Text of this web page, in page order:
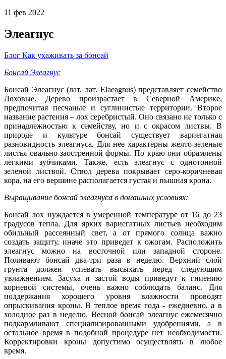
11 фев 2022
Элеагнус
Блог Как ухаживать за бонсай
Бонсай Элеагнус
Бонсай Элеагнус (лат. лат. Elaeagnus) представляет семейство
Лоховые. Дерево произрастает в Северной Америке,
предпочитая песчаные и суглинистые территории. Второе
название растения – лох серебристый. Оно связано не только с
принадлежностью к семейству, но и с окрасом листвы. В
природе и культуре бонсай существует вариегатная
разновидность элеагнуса. Для нее характерны желто-зеленые
листья овально-заостренной формы. По краю они обрамлены
легкими зубчиками. Также, есть элеагнус с однотонной
зеленой листвой. Ствол дерева покрывает серо-коричневая
кора, на его вершине располагается густая и пышная крона.
Выращивание бонсай элеагнуса в домашних условиях:
Бонсай лох нуждается в умеренной температуре от 16 до 23
градусов тепла. Для ярких вариегатных листьев необходим
обильный рассеянный свет, а от прямого солнца важно
создать защиту, иначе это приведет к ожогам. Расположить
элеагнус можно на восточной или западной стороне.
Поливают бонсай два-три раза в неделю. Верхний слой
грунта должен успевать высыхать перед следующим
увлажнением. Засуха и застой воды приведут к гниению
корневой системы, очень важно соблюдать баланс. Для
поддержания хорошего уровня влажности проводят
опрыскивания кроны. В теплое время года - ежедневно, а в
холодное раз в неделю. Весной бонсай элеагнус ежемесячно
подкармливают специализированными удобрениями, а в
остальное время в подобной процедуре нет необходимости.
Корректировки кроны допустимо осуществлять в любое
время.